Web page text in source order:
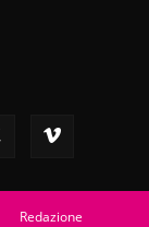
Redazione